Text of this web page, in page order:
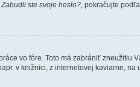
Zabudli ste svoje heslo?, pokračujte
vo fóre. Toto má zabrániť zneužitiu
v knižnici, z internetovej kaviarne, na